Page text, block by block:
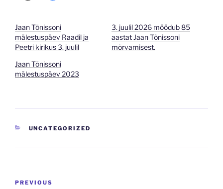
Jaan Tõnissoni
mälestuspäev Raadil ja
Peetri kirikus 3. juulil
3. juulil 2026 möödub 85
aastat Jaan Tõnissoni
mõrvamisest.
Jaan Tõnissoni
mälestuspäev 2023
CATEGORIES
UNCATEGORIZED
Navigeerimine
Previous
PREVIOUS